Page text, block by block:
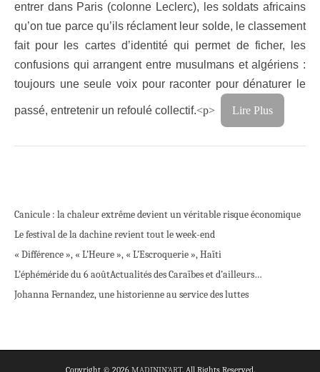
entrer dans Paris (colonne Leclerc), les soldats africains
qu’on tue parce qu’ils réclament leur solde, le classement
fait pour les cartes d’identité qui permet de ficher, les
confusions qui arrangent entre musulmans et algériens :
toujours une seule voix pour raconter pour dénaturer le
passé, entretenir un refoulé collectif.<p> Lire Plus
Canicule : la chaleur extrême devient un véritable risque économique
Le festival de la dachine revient tout le week-end
« Différence », « L’Heure », « L’Escroquerie », Haïti
L’éphéméride du 6 aoûtActualités des Caraïbes et d’ailleurs…
Johanna Fernandez, une historienne au service des luttes
Copyright © 2026 MADININ'ART. All Rights Reserved.